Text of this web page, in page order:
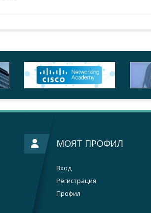
МОЯТ ПРОФИЛ
Вход
Регистрация
Профил